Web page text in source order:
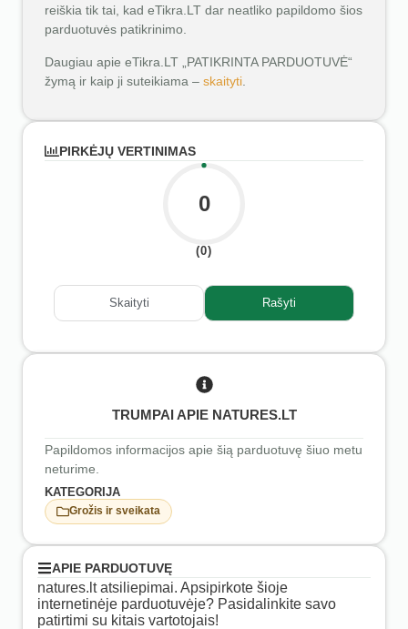
reiškia tik tai, kad eTikra.LT dar neatliko papildomo šios
parduotuvės patikrinimo.
Daugiau apie eTikra.LT „PATIKRINTA PARDUOTUVĖ“
žymą ir kaip ji suteikiama – skaityti
PIRKĖJŲ VERTINIMAS
0
(0)
Skaityti Rašyti
TRUMPAI APIE NATURES.LT
Papildomos informacijos apie šią parduotuvę šiuo metu
neturime.
KATEGORIJA
Grožis ir sveikata
APIE PARDUOTUVĘ
natures.lt atsiliepimai. Apsipirkote šioje
internetinėje parduotuvėje? Pasidalinkite savo
patirtimi su kitais vartotojais!